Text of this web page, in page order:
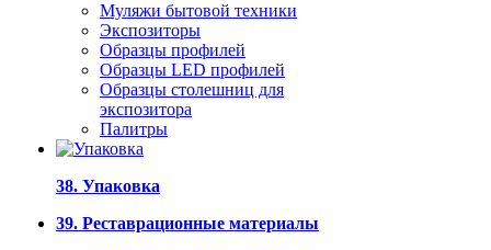
Муляжи бытовой техники
Экспозиторы
Образцы профилей
Образцы LED профилей
Образцы столешниц для
экспозитора
Палитры
38. Упаковка
39. Реставрационные материалы